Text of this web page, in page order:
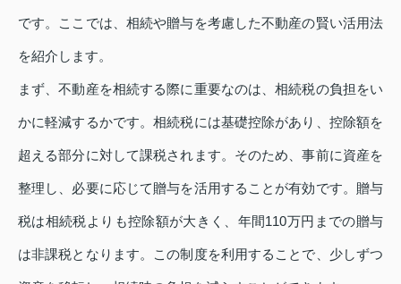
です。ここでは、相続や贈与を考慮した不動産の賢い活用法
を紹介します。
まず、不動産を相続する際に重要なのは、相続税の負担をい
かに軽減するかです。相続税には基礎控除があり、控除額を
超える部分に対して課税されます。そのため、事前に資産を
整理し、必要に応じて贈与を活用することが有効です。贈与
税は相続税よりも控除額が大きく、年間110万円までの贈与
は非課税となります。この制度を利用することで、少しずつ